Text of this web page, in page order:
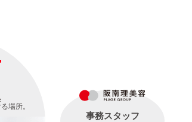
場所。
事務スタッフ